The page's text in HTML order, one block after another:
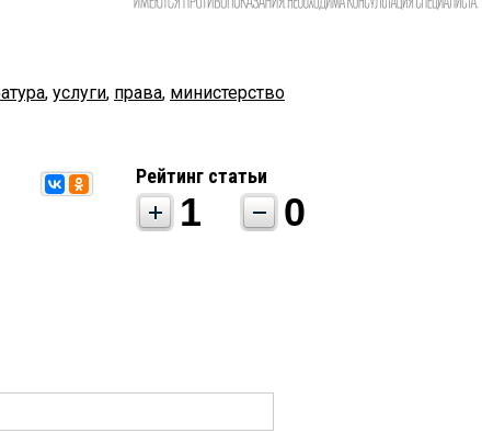
, услуги, права, министерство
Рейтинг статьи
1 0